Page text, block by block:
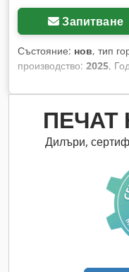
Запитване
Състояние: нов, тип
производство: 2025,
Собствено тегло:
твърд мост
Общо състояние:
много добро Външно
прикачна нивелираща
ширина 244 см,
ПЕЧАТ
Дилъри,